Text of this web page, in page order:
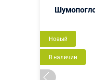
Новый
В наличии